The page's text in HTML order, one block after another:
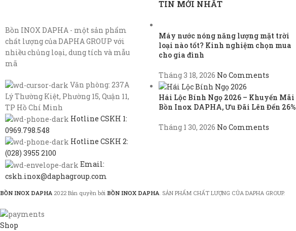
Bồn INOX DAPHA - một sản phẩm
chất lượng của DAPHA GROUP với
nhiều chủng loại, dung tích và mẫu
mã
Văn phòng: 237A
Lý Thường Kiệt, Phường 15, Quận 11,
TP Hồ Chí Minh
Hotline CSKH 1:
0969.798.548
Hotline CSKH 2:
(028) 3955 2100
Email:
cskh.inox@daphagroup.com
TIN MỚI NHẤT
Máy nước nóng năng lượng mặt trời
loại nào tốt? Kinh nghiệm chọn mua
cho gia đình
Tháng 3 18, 2026 No Comments
Hái Lộc Bính Ngọ 2026 – Khuyến Mãi
Bồn Inox DAPHA, Ưu Đãi Lên Đến 26%
Tháng 1 30, 2026 No Comments
BỒN INOX DAPHA 2022 Bản quyền bởi BỒN INOX DAPHA . SẢN PHẨM CHẤT LƯỢNG CỦA DAPHA GROUP.
Shop